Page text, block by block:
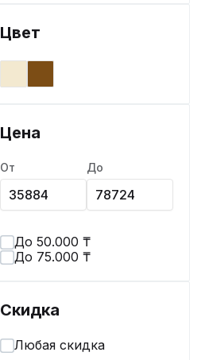
Цвет
Цена
От До
До 50.000 ₸
До 75.000 ₸
Скидка
Любая скидка